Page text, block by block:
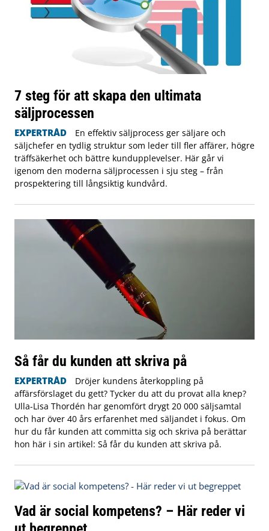
7 steg för att skapa den ultimata
säljprocessen
EXPERTRÅD
En effektiv säljprocess ger säljare och
säljchefer en tydlig struktur som leder till fler affärer, högre
träffsäkerhet och bättre kundupplevelser. Här går vi
igenom den moderna säljprocessen i sju steg – från
prospektering till långsiktig kundvård.
Så får du kunden att skriva på
EXPERTRÅD
Dröjer kundens återkoppling på
affärsförslaget du gett? Tycker du att du provat alla knep?
Ulla-Lisa Thordén har genomfört drygt 20 000 säljsamtal
och har över 40 års erfarenhet med säljandet i fokus. Om
hur du får kunden att committa sig och skriva på berättar
hon här i sin artikel: Så får du kunden att skriva på.
Vad är social kompetens? – Här reder vi